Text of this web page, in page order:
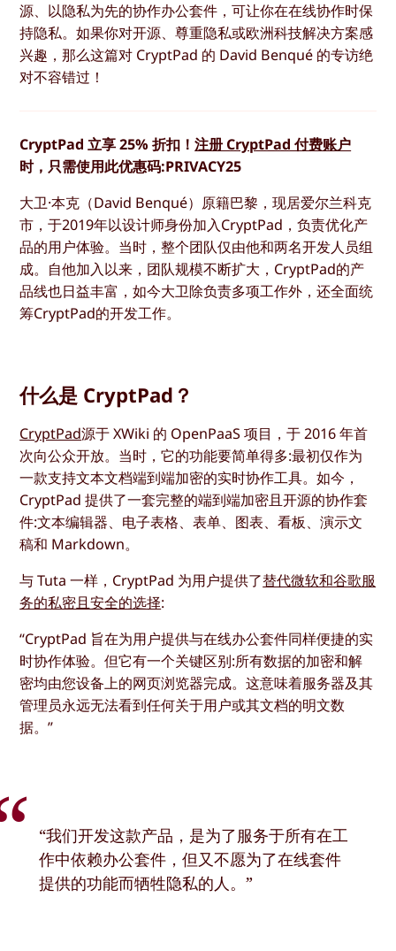
源、以隐私为先的协作办公套件，可让你在在线协作时保
持隐私。如果你对开源、尊重隐私或欧洲科技解决方案感
兴趣，那么这篇对 CryptPad 的 David Benqué 的专访绝
对不容错过！
CryptPad 立享 25% 折扣！注册 CryptPad 付费账户
时，只需使用此优惠码:PRIVACY25
大卫·本克（David Benqué）原籍巴黎，现居爱尔兰科克
市，于2019年以设计师身份加入CryptPad，负责优化产
品的用户体验。当时，整个团队仅由他和两名开发人员组
成。自他加入以来，团队规模不断扩大，CryptPad的产
品线也日益丰富，如今大卫除负责多项工作外，还全面统
筹CryptPad的开发工作。
什么是 CryptPad？
CryptPad源于 XWiki 的 OpenPaaS 项目，于 2016 年首
次向公众开放。当时，它的功能要简单得多:最初仅作为
一款支持文本文档端到端加密的实时协作工具。如今，
CryptPad 提供了一套完整的端到端加密且开源的协作套
件:文本编辑器、电子表格、表单、图表、看板、演示文
稿和 Markdown。
与 Tuta 一样，CryptPad 为用户提供了替代微软和谷歌服
务的私密且安全的选择:
“CryptPad 旨在为用户提供与在线办公套件同样便捷的实
时协作体验。但它有一个关键区别:所有数据的加密和解
密均由您设备上的网页浏览器完成。这意味着服务器及其
管理员永远无法看到任何关于用户或其文档的明文数
据。”
“我们开发这款产品，是为了服务于所有在工
作中依赖办公套件，但又不愿为了在线套件
提供的功能而牺牲隐私的人。”